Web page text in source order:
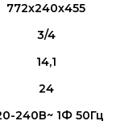
772x240x455
3/4
14,1
24
240В~ 1Ф 50Гц